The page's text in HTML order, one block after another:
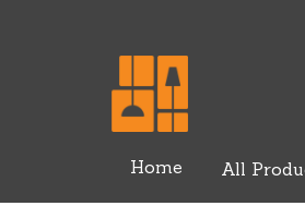
Home All